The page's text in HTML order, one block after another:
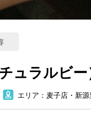
ュラルビー
エリア：麦子店・新源